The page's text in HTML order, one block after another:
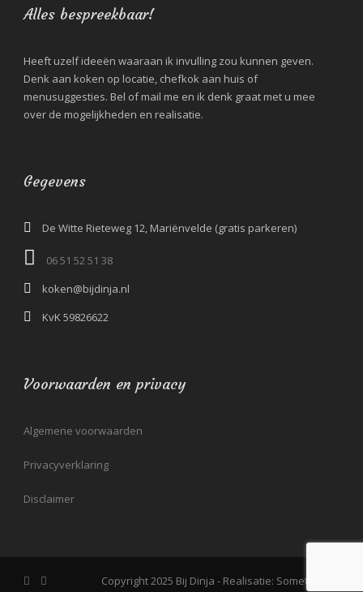
Alles bespreekbaar!
Heeft uzelf ideeën waaraan ik invulling zou kunnen geven.
Denk aan koken op locatie, chefkok aan huis of
menusuggesties. Bel of mail me en ik denk graat met u mee
over de mogelijkheden en realisatie.
Gegevens
De Witte Rieteweg 12, Mariënvelde (gratis parkeren)
06 51 52 51 38‬
koken@bijdinja.nl
KvK 59826622
Voorwaarden en privacy
Algemene voorwaarden
Privacyverklaring
Disclaimer
Copyright 2025 Bij Dinja - Realisatie: Somethin'Elz